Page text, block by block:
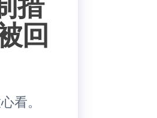
回
看。